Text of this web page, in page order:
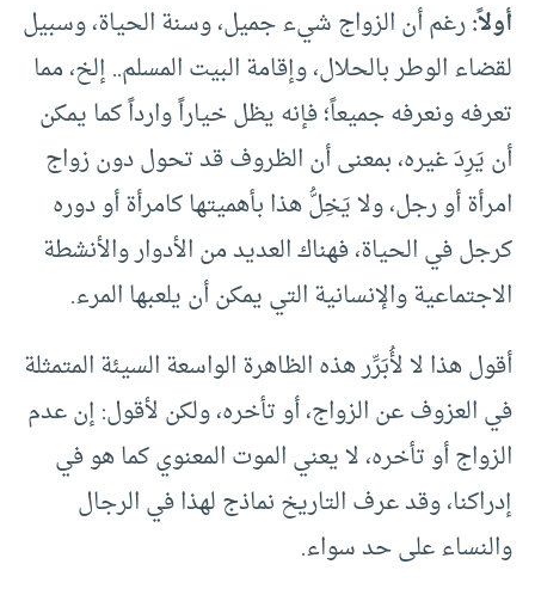
أولاً:رغم أن الزواج شيء جميل، وسنة الحياة، وسبيل
لقضاء الوطر بالحلال، وإقامة البيت المسلم.. إلخ، مما
تعرفه ونعرفه جميعاً؛ فإنه يظل خياراً وارداً كما يمكن
أن يَرِدَ غيره، بمعنى أن الظروف قد تحول دون زواج
امرأة أو رجل، ولا يَخِلُّ هذا بأهميتها كامرأة أو دوره
كرجل في الحياة، فهناك العديد من الأدوار والأنشطة
الاجتماعية والإنسانية التي يمكن أن يلعبها المرء.
أقول هذا لا لأُبَرِّر هذه الظاهرة الواسعة السيئة المتمثلة
في العزوف عن الزواج، أو تأخره، ولكن لأقول: إن عدم
الزواج أو تأخره، لا يعني الموت المعنوي كما هو في
إدراكنا، وقد عرف التاريخ نماذج لهذا في الرجال
والنساء على حد سواء.